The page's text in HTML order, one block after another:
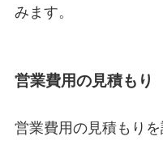
みます。
営業費用の見積もり
営業費用の見積もりを